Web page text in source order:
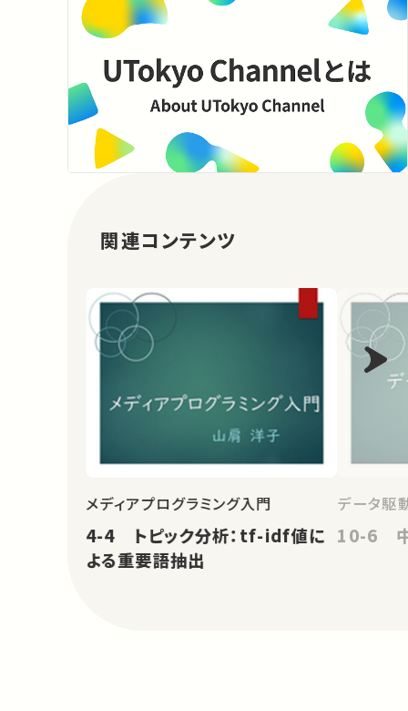
関連コンテンツ
メディアプログラミング入門
4-4 トピック分析：tf-idf値に
よる重要語抽出
データ駆
10-6